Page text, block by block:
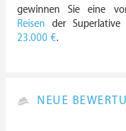
gewinnen Sie eine
Reisen der
23.000 €.
NEUE